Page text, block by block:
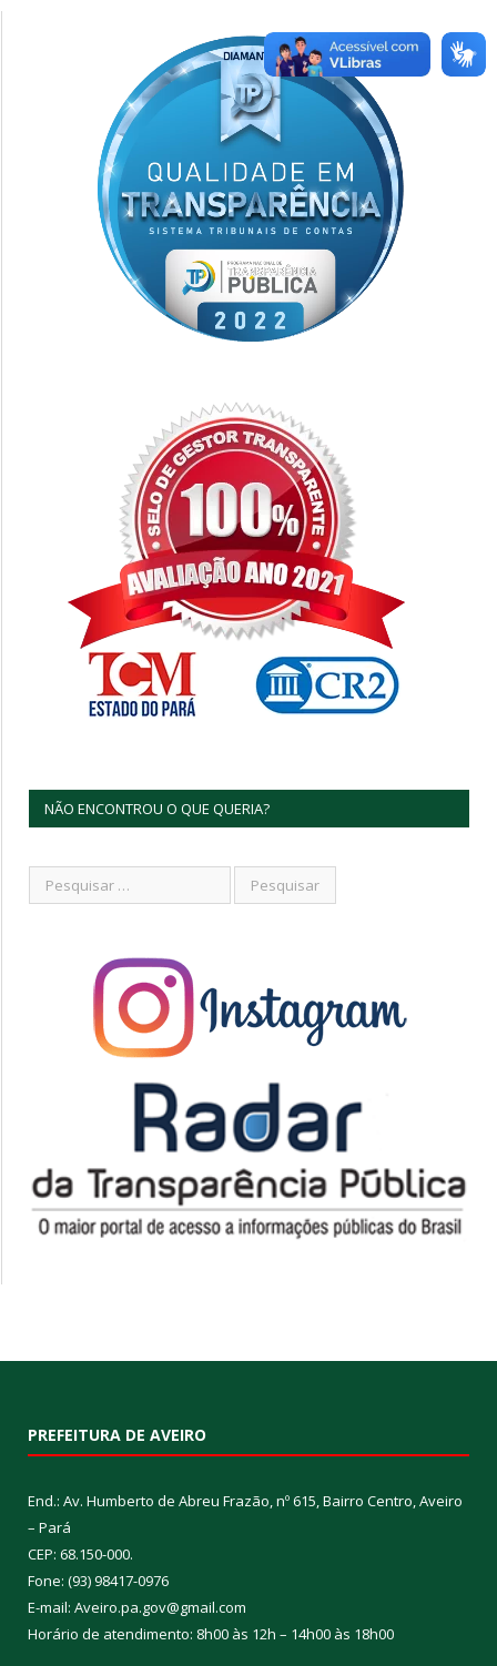
NÃO ENCONTROU O QUE QUERIA?
PREFEITURA DE AVEIRO
End.: Av. Humberto de Abreu Frazão, nº 615, Bairro Centro, Aveiro
– Pará
CEP: 68.150-000.
Fone: (93) 98417-0976
E-mail: Aveiro.pa.gov@gmail.com
Horário de atendimento: 8h00 às 12h – 14h00 às 18h00